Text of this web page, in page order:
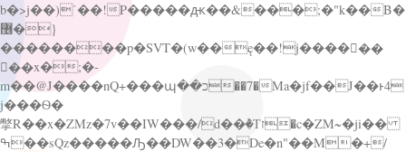
b�>j��)΄��!P�����ԫ��&���;�"k��B�
޶�}
��������p�SVT�(w��ę��!j������
��x�;�-
m��@J����nQ+���պ��כ��7�Ma�jf��J��ͱ4
j���Ѳ�
撆R��x�ZMz�7v��IW���/d��ٞ�Тז�c�ZM~�ji��
ߒ��sQz�����Ԡ��DW��3�De�n"��M�+/